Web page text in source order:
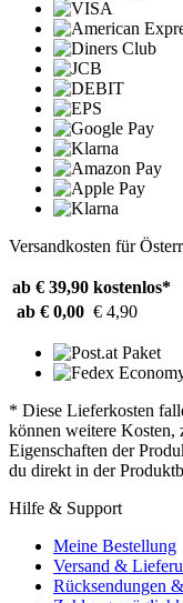
Versandkosten für
ab € 39,90 kostenlos*
ab € 0,00 € 4,90
* Diese Lieferkosten
können weitere Kosten,
Eigenschaften der
du direkt in der
Hilfe & Support
Meine Bestellung
Versand &
Rücksendungen